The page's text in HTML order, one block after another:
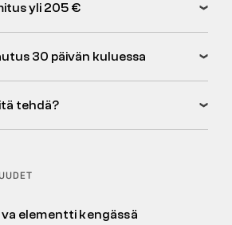
yli 205 €
30 päivän kuluessa
tehdä?
elementti kengässä